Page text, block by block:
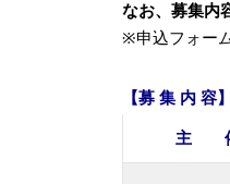
なお、募集内
※申込フォー
【募 集 内 容】
主